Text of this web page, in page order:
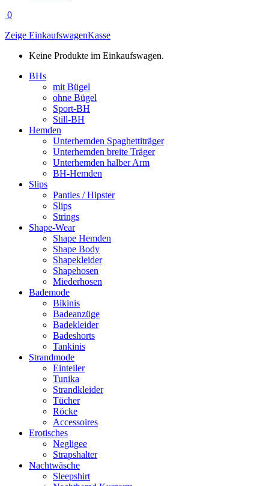
0
Zeige EinkaufswagenKasse
Keine Produkte im Einkaufswagen.
BHs
mit Bügel
ohne Bügel
Sport-BH
Still-BH
Hemden
Unterhemden Spaghettiträger
Unterhemden breite Träger
Unterhemden halber Arm
BH-Hemden
Slips
Panties / Hipster
Slips
Strings
Shape-Wear
Shape Hemden
Shape Body
Shapekleider
Shapehosen
Miederhosen
Bademode
Bikinis
Badeanzüge
Badekleider
Badeshorts
Tankinis
Strandmode
Einteiler
Tunika
Strandkleider
Tücher
Röcke
Accessoires
Erotisches
Negligee
Strapshalter
Nachtwäsche
Sleepshirt